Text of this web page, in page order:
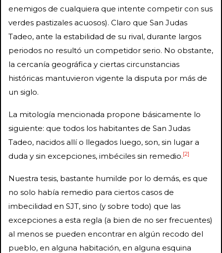
enemigos de cualquiera que intente competir con sus
verdes pastizales acuosos). Claro que San Judas
Tadeo, ante la estabilidad de su rival, durante largos
periodos no resultó un competidor serio. No obstante,
la cercanía geográfica y ciertas circunstancias
históricas mantuvieron vigente la disputa por más de
un siglo.
La mitología mencionada propone básicamente lo
siguiente: que todos los habitantes de San Judas
Tadeo, nacidos allí o llegados luego, son, sin lugar a
duda y sin excepciones, imbéciles sin remedio.[2]
Nuestra tesis, bastante humilde por lo demás, es que
no solo había remedio para ciertos casos de
imbecilidad en SJT, sino (y sobre todo) que las
excepciones a esta regla (a bien de no ser frecuentes)
al menos se pueden encontrar en algún recodo del
pueblo, en alguna habitación, en alguna esquina